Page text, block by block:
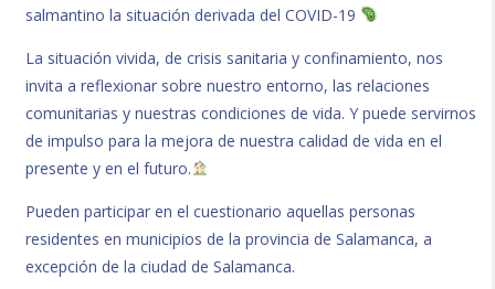
salmantino la situación derivada del COVID-19
La situación vivida, de crisis sanitaria y confinamiento, nos
invita a reflexionar sobre nuestro entorno, las relaciones
comunitarias y nuestras condiciones de vida. Y puede servirnos
de impulso para la mejora de nuestra calidad de vida en el
presente y en el futuro.
Pueden participar en el cuestionario aquellas personas
residentes en municipios de la provincia de Salamanca, a
excepción de la ciudad de Salamanca.